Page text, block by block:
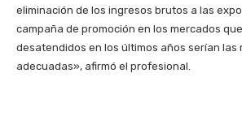
eliminación de los ingresos brutos a las
campaña de promoción en los mercados
desatendidos en los últimos años serían las
adecuadas», afirmó el profesional.